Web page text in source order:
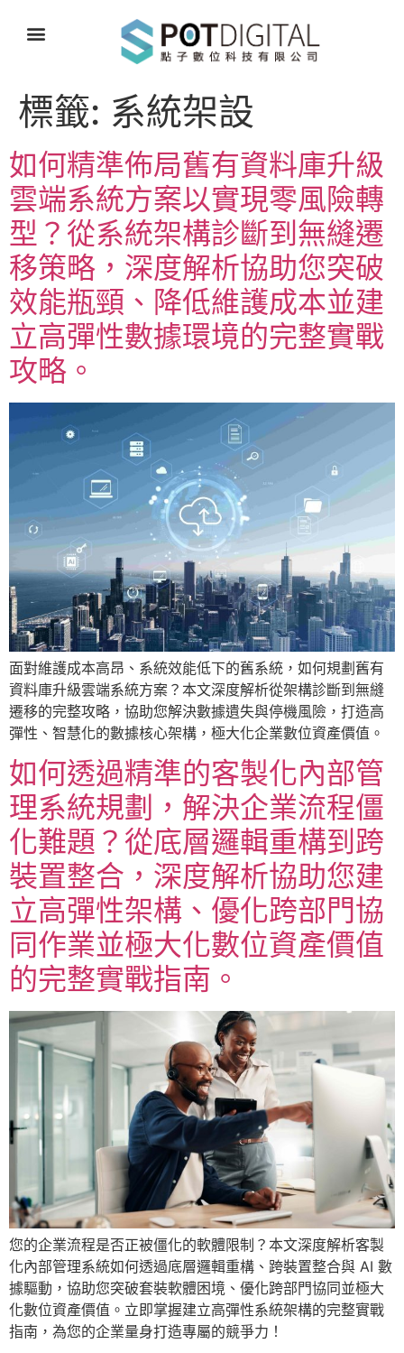
標籤: 系統架設
如何精準佈局舊有資料庫升級
雲端系統方案以實現零風險轉
型？從系統架構診斷到無縫遷
移策略，深度解析協助您突破
效能瓶頸、降低維護成本並建
立高彈性數據環境的完整實戰
攻略。
面對維護成本高昂、系統效能低下的舊系統，如何規劃舊有
資料庫升級雲端系統方案？本文深度解析從架構診斷到無縫
遷移的完整攻略，協助您解決數據遺失與停機風險，打造高
彈性、智慧化的數據核心架構，極大化企業數位資產價值。
如何透過精準的客製化內部管
理系統規劃，解決企業流程僵
化難題？從底層邏輯重構到跨
裝置整合，深度解析協助您建
立高彈性架構、優化跨部門協
同作業並極大化數位資產價值
的完整實戰指南。
您的企業流程是否正被僵化的軟體限制？本文深度解析客製
化內部管理系統如何透過底層邏輯重構、跨裝置整合與 AI 數
據驅動，協助您突破套裝軟體困境、優化跨部門協同並極大
化數位資產價值。立即掌握建立高彈性系統架構的完整實戰
指南，為您的企業量身打造專屬的競爭力！